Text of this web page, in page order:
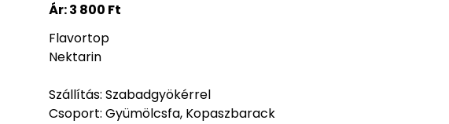
Ár:3 800 Ft
Flavortop
Nektarin
Szállítás: Szabadgyökérrel
Csoport: Gyümölcsfa, Kopaszbarack